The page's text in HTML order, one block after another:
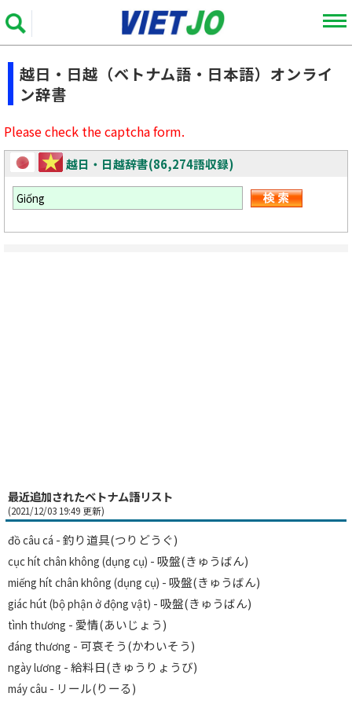
越日・日越（ベトナム語・日本語）オンライ
ン辞書
Please check the captcha form.
越日・日越辞書(86,274語収録)
最近追加されたベトナム語リスト
(2021/12/03 19:49 更新)
đồ câu cá - 釣り道具(つりどうぐ)
cục hít chân không (dụng cụ) - 吸盤(きゅうばん)
miếng hít chân không (dụng cụ) - 吸盤(きゅうばん)
giác hút (bộ phận ở động vật) - 吸盤(きゅうばん)
tình thương - 愛情(あいじょう)
đáng thương - 可哀そう(かわいそう)
ngày lương - 給料日(きゅうりょうび)
máy câu - リール(りーる)